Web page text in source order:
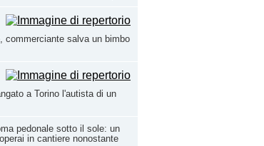
commerciante salva un bimbo
a Torino l'autista di un
pedonale sotto il sole: un
in cantiere nonostante